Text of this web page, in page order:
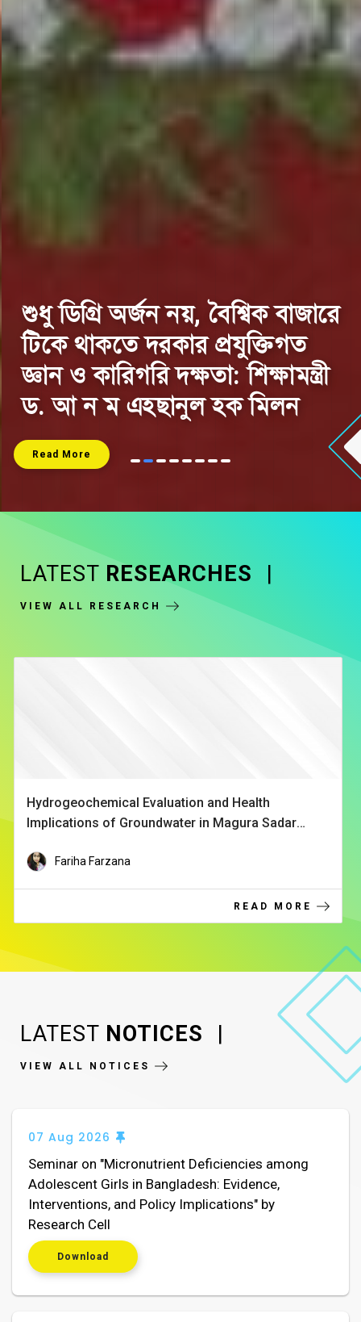
IEEE RAAICON Conference
2026
Conference date- 18th and 19th
September, 2026
Read More
LATEST RESEARCHES |
VIEW ALL RESEARCH
Application of biosynthesized Silver Nanoparticle
in combination with different novel non-thermal
fresh fruits and vegetables
Dr. Shafi Ahmed
READ MORE
7
of
LATEST NOTICES |
VIEW ALL NOTICES
07 Aug 2026
Seminar on "Micronutrient Deficiencies among
Adolescent Girls in Bangladesh: Evidence,
Interventions, and Policy Implications" by
Research Cell
Download